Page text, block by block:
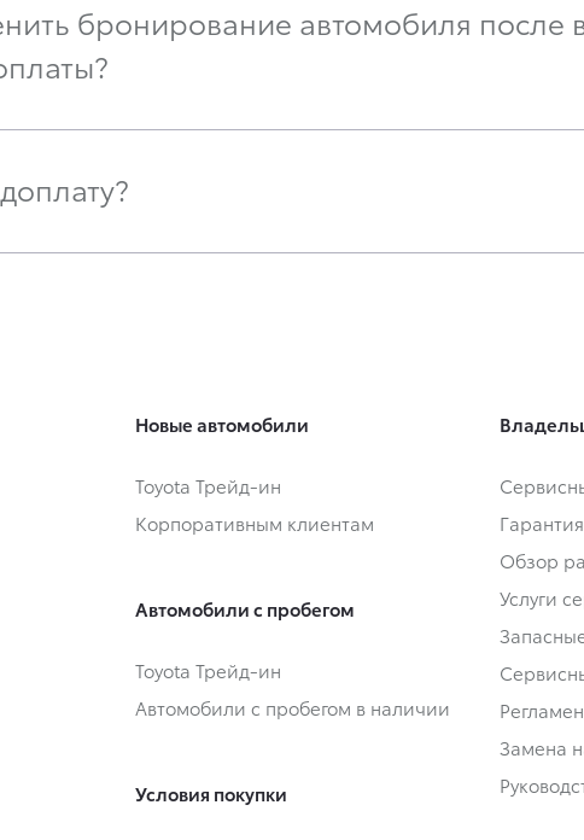
бронирование автомобиля после
Новые автомобили
Toyota Трейд-ин
Корпоративным клиентам
Автомобили с пробегом
Toyota Трейд-ин
Автомобили с пробегом в наличии
Условия покупки
Гарантия
Обзор
Услуги
Замена